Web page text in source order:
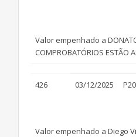
Valor empenhado a
COMPROBATÓRIOS ESTÃO
426 03/12/2025
Valor empenhado a Diego